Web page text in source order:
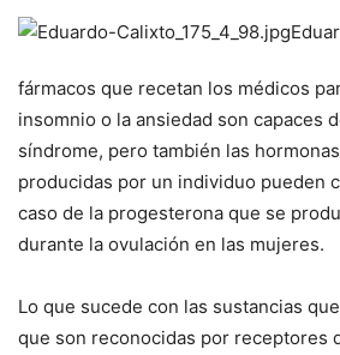
fármacos que recetan los médicos
insomnio o la ansiedad son capaces
síndrome, pero también las
producidas por un individuo pueden
caso de la progesterona que se
durante la ovulación en las mujeres.
Lo que sucede con las sustancias
que son reconocidas por receptores